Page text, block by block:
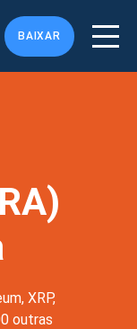
BAIXAR
XRP,
outras